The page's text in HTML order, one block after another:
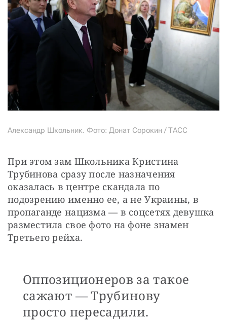
Александр Школьник. Фото: Донат Сорокин / ТАСС
При этом зам Школьника Кристина
Трубинова сразу после назначения
оказалась в центре скандала по
подозрению именно ее, а не Украины, в
пропаганде нацизма — в соцсетях девушка
разместила свое фото на фоне знамен
Третьего рейха.
Оппозиционеров за такое
сажают — Трубинову
просто пересадили.